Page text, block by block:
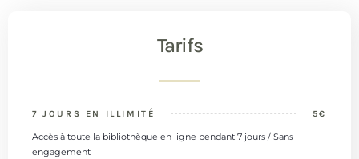
Tarifs
7 JOURS EN ILLIMITÉ 5€
Accès à toute la bibliothèque en ligne pendant 7 jours / Sans
engagement